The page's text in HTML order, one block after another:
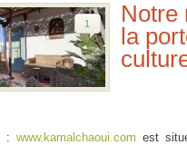
1
Notre
la
: www.kamalchaoui.com est